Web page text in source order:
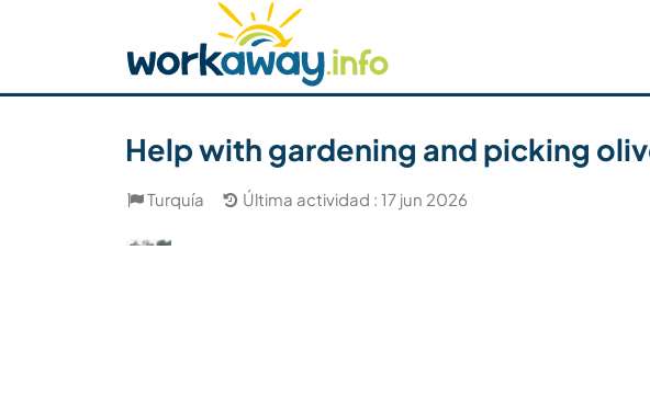
Buscar anfitrión Busca un compañero
Seguridad
Help with gardening and picking
Turquía Última actividad : 17 jun 2026